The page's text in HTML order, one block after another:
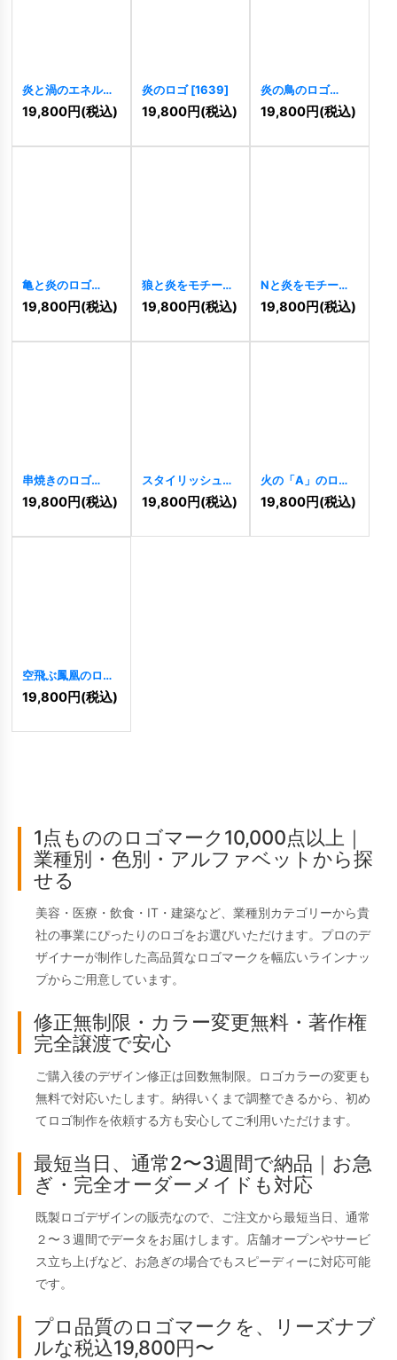
炎と渦のエネルギ
ッシュなロゴ
1716 ]
19,800円(税込)
炎のロゴ [1639]
19,800円(税込)
炎の鳥のロゴ
[1631]
19,800円(税込)
亀と炎のロゴ
[1561]
19,800円(税込)
狼と炎をモチーフ
にした赤のロゴ
1278]
19,800円(税込)
Nと炎をモチーフ
にした元気なロゴ
1242]
19,800円(税込)
串焼きのロゴ
[881]
19,800円(税込)
スタイリッシュな
キャンドルのロゴ
43 ]
19,800円(税込)
火の「A」のロゴ
[298]
19,800円(税込)
空飛ぶ鳳凰のロゴ
[535]
19,800円(税込)
1点もののロゴマーク10,000点以上｜
業種別・色別・アルファベットから探
せる
美容・医療・飲食・IT・建築など、業種別カテゴリーから貴
社の事業にぴったりのロゴをお選びいただけます。プロのデ
ザイナーが制作した高品質なロゴマークを幅広いラインナッ
プからご用意しています。
修正無制限・カラー変更無料・著作権
完全譲渡で安心
ご購入後のデザイン修正は回数無制限。ロゴカラーの変更も
無料で対応いたします。納得いくまで調整できるから、初め
てロゴ制作を依頼する方も安心してご利用いただけます。
最短当日、通常2〜3週間で納品｜お急
ぎ・完全オーダーメイドも対応
既製ロゴデザインの販売なので、ご注文から最短当日、通常
２〜３週間でデータをお届けします。店舗オープンやサービ
ス立ち上げなど、お急ぎの場合でもスピーディーに対応可能
です。
プロ品質のロゴマークを、リーズナブ
ルな税込19,800円〜